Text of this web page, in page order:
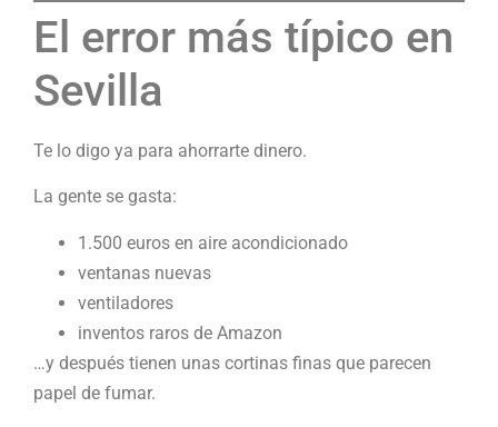
El error más típico en
Sevilla
Te lo digo ya para ahorrarte dinero.
La gente se gasta:
1.500 euros en aire acondicionado
ventanas nuevas
ventiladores
inventos raros de Amazon
…y después tienen unas cortinas finas que parecen
papel de fumar.